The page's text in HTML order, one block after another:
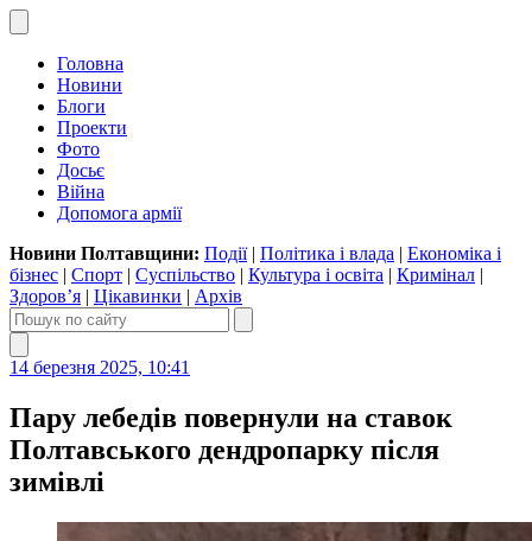
Головна
Новини
Блоги
Проекти
Фото
Досьє
Війна
Допомога армії
Новини Полтавщини: Події| Політика і влада | Економіка і
бізнес | Спорт | Суспільство | Культура і освіта | Кримінал |
Здоров’я | Цікавинки | Архів
14 березня 2025, 10:41
Пару лебедів повернули на ставок
Полтавського дендропарку після
зимівлі